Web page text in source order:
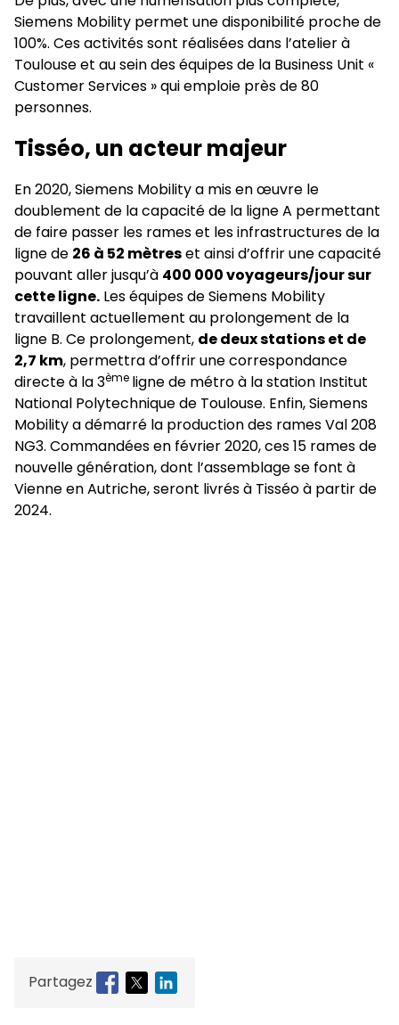
Siemens Mobility permet une disponibilité proche de
100%. Ces activités sont réalisées dans l’atelier à
Toulouse et au sein des équipes de la Business Unit «
Customer Services » qui emploie près de 80
personnes.
Tisséo, un acteur majeur
En 2020, Siemens Mobility a mis en œuvre le
doublement de la capacité de la ligne A permettant
de faire passer les rames et les infrastructures de la
ligne de 26 à 52 mètreset ainsi d’offrir une capacité
pouvant aller jusqu’à 400 000 voyageurs/jour sur
cette ligne. Les équipes de Siemens Mobility
travaillent actuellement au prolongement de la
ligne B. Ce prolongement, de deux stations et de
2,7 km, permettra d’offrir une correspondance
directe à la 3ème ligne de métro à la station Institut
National Polytechnique de Toulouse. Enfin, Siemens
Mobility a démarré la production des rames Val 208
NG3. Commandées en février 2020, ces 15 rames de
nouvelle génération, dont l’assemblage se font à
Vienne en Autriche, seront livrés à Tisséo à partir de
2024.
Partagez